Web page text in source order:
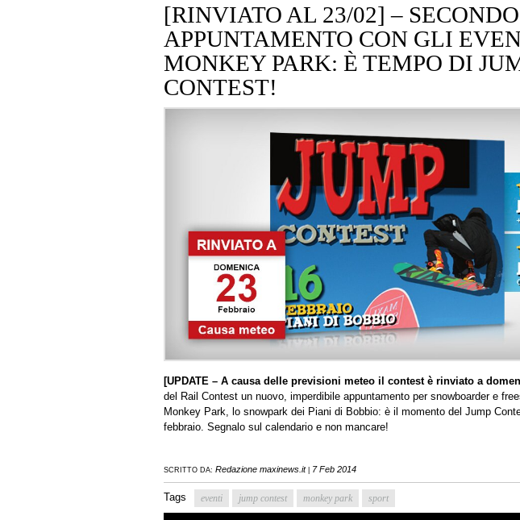
[RINVIATO AL 23/02] – SECONDO
APPUNTAMENTO CON GLI
MONKEY PARK: È TEMPO DI
CONTEST!
[UPDATE – A causa delle previsioni meteo il contest è rinviato a
del Rail Contest un nuovo, imperdibile appuntamento per snowboarder e
Monkey Park, lo snowpark dei Piani di Bobbio: è il momento del Jump
febbraio. Segnalo sul calendario e non mancare!
SCRITTO DA: Redazione maxinews.it 7 Feb 2014
Tags eventi jump contest monkey park sport